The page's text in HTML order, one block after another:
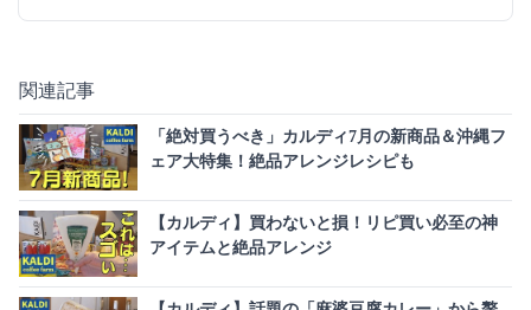
関連記事
「絶対買うべき」カルディ7月の新商品＆沖縄フ
ェア大特集！絶品アレンジレシピも
【カルディ】買わないと損！リピ買い必至の神
アイテムと絶品アレンジ